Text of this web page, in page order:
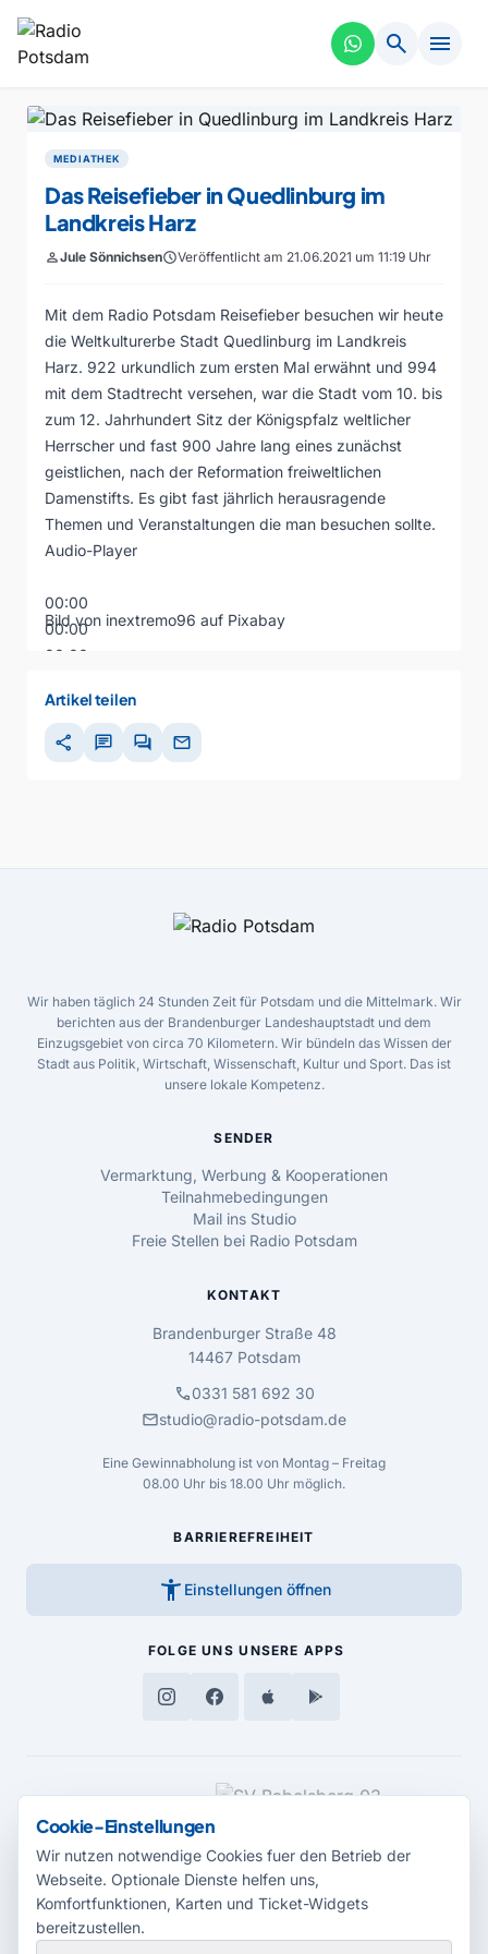
search menu
MEDIATHEK
Das Reisefieber in Quedlinburg im
Landkreis Harz
personJule SönnichsenscheduleVeröffentlicht am 21.06.2021 um 11:19 Uhr
Mit dem Radio Potsdam Reisefieber besuchen wir heute
die Weltkulturerbe Stadt Quedlinburg im Landkreis
Harz. 922 urkundlich zum ersten Mal erwähnt und 994
mit dem Stadtrecht versehen, war die Stadt vom 10. bis
zum 12. Jahrhundert Sitz der Königspfalz weltlicher
Herrscher und fast 900 Jahre lang eines zunächst
geistlichen, nach der Reformation freiweltlichen
Damenstifts. Es gibt fast jährlich herausragende
Themen und Veranstaltungen die man besuchen sollte.
Audio-Player
00:00
00:00
00:00
Bild von inextremo96 auf Pixabay
Artikel teilen
share chat forum mail
Wir haben täglich 24 Stunden Zeit für Potsdam und die Mittelmark. Wir
berichten aus der Brandenburger Landeshauptstadt und dem
Einzugsgebiet von circa 70 Kilometern. Wir bündeln das Wissen der
Stadt aus Politik, Wirtschaft, Wissenschaft, Kultur und Sport. Das ist
unsere lokale Kompetenz.
SENDER
Vermarktung, Werbung & Kooperationen
Teilnahmebedingungen
Mail ins Studio
Freie Stellen bei Radio Potsdam
KONTAKT
Brandenburger Straße 48
14467 Potsdam
call0331 581 692 30
mailstudio@radio-potsdam.de
Eine Gewinnabholung ist von Montag – Freitag
08.00 Uhr bis 18.00 Uhr möglich.
BARRIEREFREIHEIT
accessibility_new Einstellungen öffnen
FOLGE UNS UNSERE APPS
MEDIENPARTNER
Cookie-Einstellungen
Wir nutzen notwendige Cookies fuer den Betrieb der
Webseite. Optionale Dienste helfen uns,
Komfortfunktionen, Karten und Ticket-Widgets
bereitzustellen.